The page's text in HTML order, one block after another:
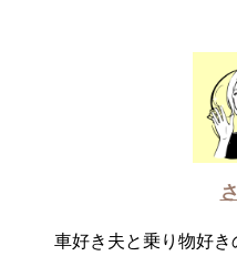
車好き夫と乗り物好き